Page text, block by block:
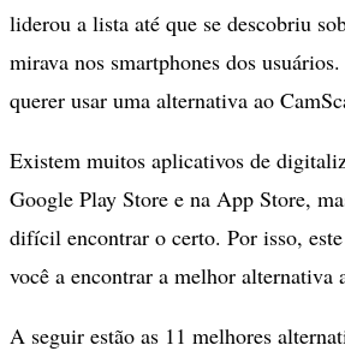
liderou a lista até que se descobriu
mirava nos smartphones dos
querer usar uma alternativa ao
Existem muitos aplicativos de
Google Play Store e na App Store,
difícil encontrar o certo. Por isso,
você a encontrar a melhor alternativa
A seguir estão as 11 melhores